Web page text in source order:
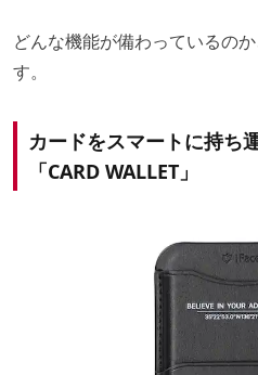
どんな機能が備わっているの
す。
カードをスマートに持ち
「CARD WALLET」